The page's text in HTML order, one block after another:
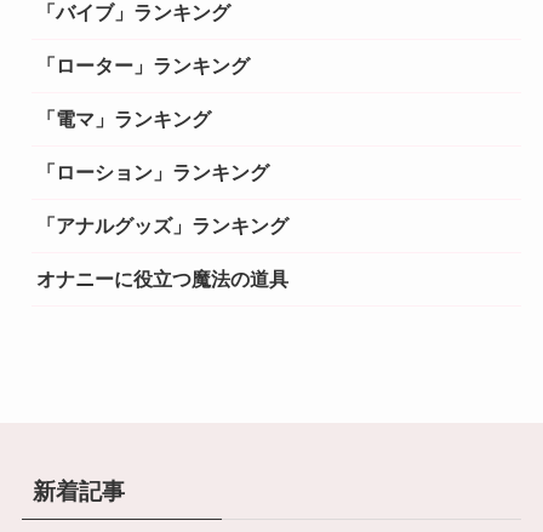
「バイブ」ランキング
「ローター」ランキング
「電マ」ランキング
「ローション」ランキング
「アナルグッズ」ランキング
オナニーに役立つ魔法の道具
新着記事